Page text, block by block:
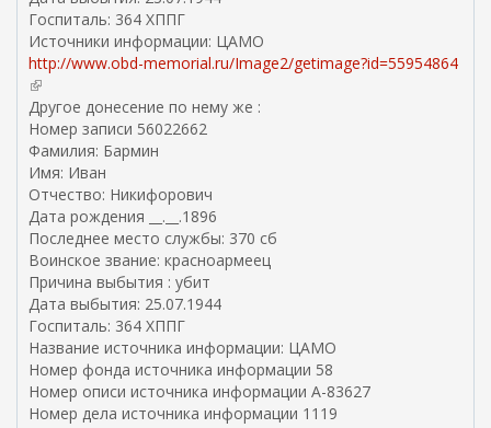
Госпиталь: 364 ХППГ
Источники информации: ЦАМО
http://www.obd-memorial.ru/Image2/getimage?id=55954864
(
в
н
е
ш
н
я
я
с
с
ы
л
к
а
)
Другое донесение по нему же :
Номер записи 56022662
Фамилия: Бармин
Имя: Иван
Отчество: Никифорович
Дата рождения __.__.1896
Последнее место службы: 370 сб
Воинское звание: красноармеец
Причина выбытия : убит
Дата выбытия: 25.07.1944
Госпиталь: 364 ХППГ
Название источника информации: ЦАМО
Номер фонда источника информации 58
Номер описи источника информации А-83627
Номер дела источника информации 1119